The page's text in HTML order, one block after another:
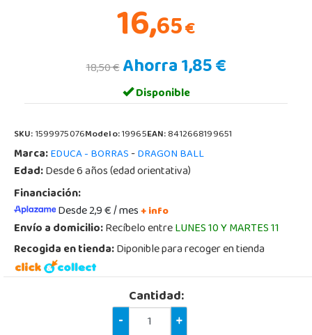
16,65€
18,50 €Ahorra 1,85 €
Disponible
SKU:1599975076Modelo:19965EAN:8412668199651
Marca:EDUCA - BORRAS-DRAGON BALL
Edad:Desde 6 años (edad orientativa)
Financiación:
Desde 2,9 € / mes+ info
Envío a domicilio:Recíbelo entreLUNES 10 Y MARTES 11
Recogida en tienda:Diponible para recoger en tienda
Cantidad:
-
+